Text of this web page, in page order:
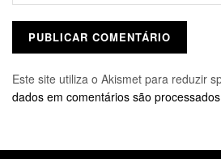
Este site utiliza o Akismet para reduzir
dados em comentários são processados